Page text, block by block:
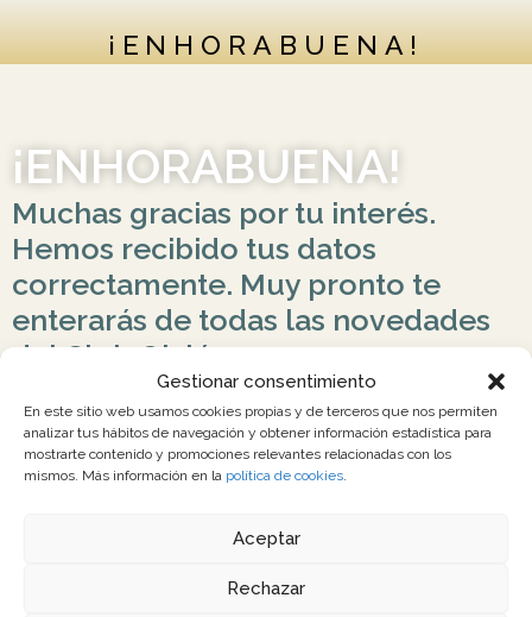
Gestionar consentimiento
En este sitio web usamos cookies propias y de terceros que nos permiten
analizar tus hábitos de navegación y obtener información estadística para
mostrarte contenido y promociones relevantes relacionadas con los
mismos. Más información en la política de cookies.
Aceptar
Rechazar
¡ENHORABUENA!
¡ENHORABUENA!
Muchas gracias por tu interés.
Hemos recibido tus datos
correctamente. Muy pronto te
enterarás de todas las novedades
del Club Ojalá.
¡Seguimos!